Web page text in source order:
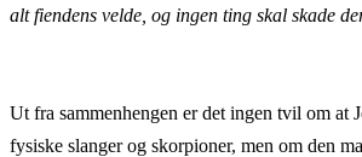
alt fiendens velde, og ingen ting skal skade
Ut fra sammenhengen er det ingen tvil om at
fysiske slanger og skorpioner, men om den